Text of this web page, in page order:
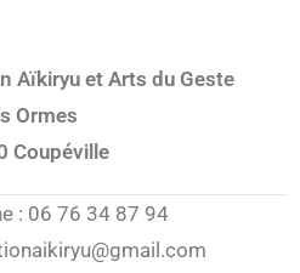
Aïkiryu et Arts du Geste
Ormes
Coupéville
: 06 76 34 87 94